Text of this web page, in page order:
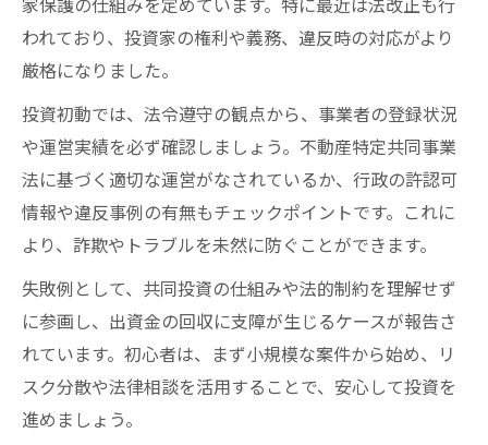
われており、投資家の権利や義務、違反時の対応がより
厳格になりました。
投資初動では、法令遵守の観点から、事業者の登録状況
や運営実績を必ず確認しましょう。不動産特定共同事業
法に基づく適切な運営がなされているか、行政の許認可
情報や違反事例の有無もチェックポイントです。これに
より、詐欺やトラブルを未然に防ぐことができます。
失敗例として、共同投資の仕組みや法的制約を理解せず
に参画し、出資金の回収に支障が生じるケースが報告さ
れています。初心者は、まず小規模な案件から始め、リ
スク分散や法律相談を活用することで、安心して投資を
進めましょう。